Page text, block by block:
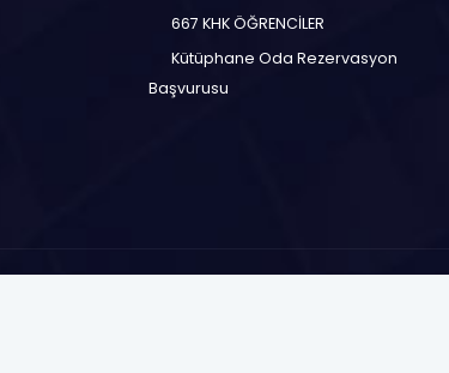
667 KHK ÖĞRENCİLER
Kütüphane Oda Rezervasyon
Başvurusu